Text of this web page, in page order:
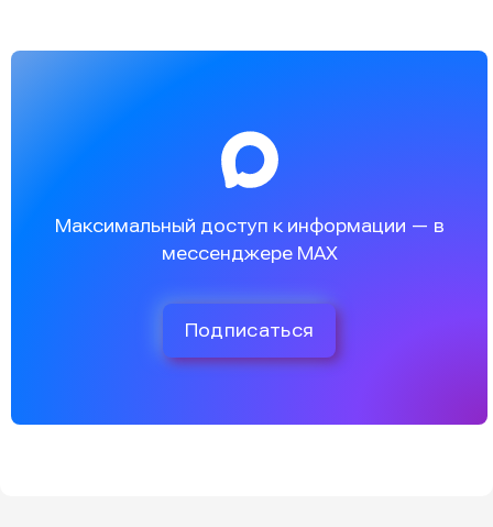
Максимальный доступ к информации — в
мессенджере MAX
Подписаться